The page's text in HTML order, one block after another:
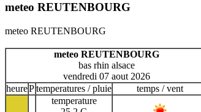
meteo REUTENBOURG
meteo REUTENBOURG
meteo REUTENBOURG
bas rhin alsace
vendredi 07 aout 2026
heurePtemperatures / pluie temps / vent
temperature